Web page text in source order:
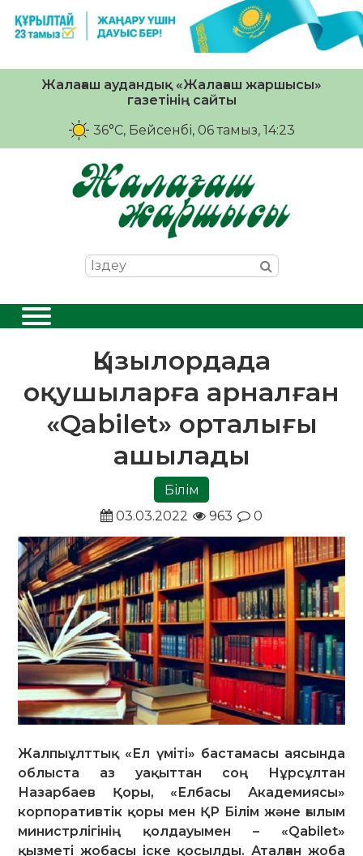
Жалағаш аудандық «Жалағаш жаршысы»
газетінің сайты
36°C, Бейсенбі, 06 тамыз, 14:23
Қызылордада
оқушыларға арналған
«Qabilet» орталығы
ашылады
Білім
03.03.2022
963 0
Жалпыұлттық «Ел үміті» бастамасы аясында
облыста аз уақыттан соң Нұрсұлтан
Назарбаев Қоры, «Елбасы Академиясы»
корпоративтік қоры мен ҚР Білім және ғылым
министрлігінің қолдауымен – «Qabilet»
қызметі жобасы іске қосылды. Аталған жоба